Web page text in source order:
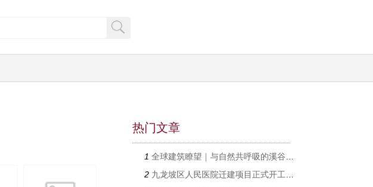
热门文章
1 全球建筑瞭望｜与自然共呼吸的溪谷石舍与海边公共空间
2 九龙坡区人民医院迁建项目正式开工 2023年投用